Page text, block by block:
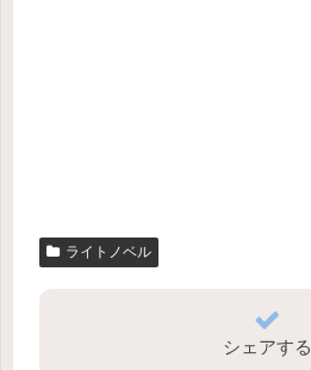
ライトノベル
シェアする